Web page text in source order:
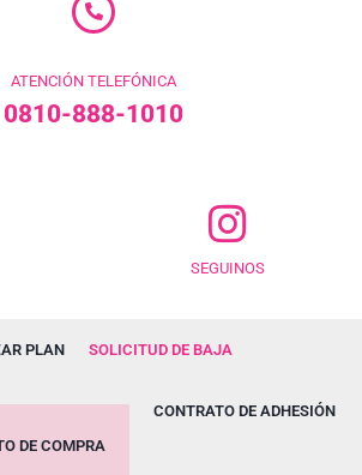
ATENCIÓN TELEFÓNICA
0810-888-1010
SEGUINOS
PLAN SOLICITUD DE BAJA
DE COMPRA
CONTRATO DE ADHESIÓN